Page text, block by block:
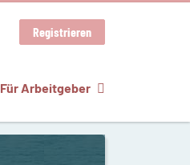
Registrieren
Für Arbeitgeber